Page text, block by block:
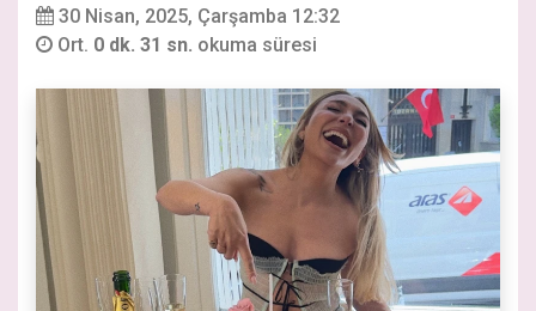
30 Nisan, 2025, Çarşamba 12:32
Ort. 0 dk. 31 sn. okuma süresi